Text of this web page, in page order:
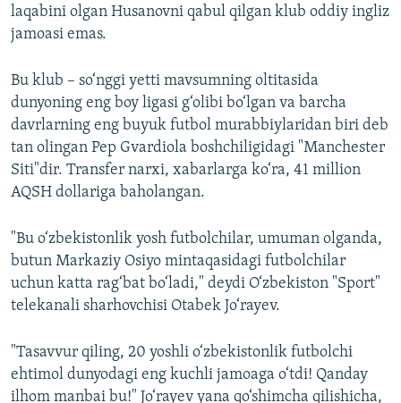
laqabini olgan Husanovni qabul qilgan klub oddiy ingliz
jamoasi emas.
Bu klub – so‘nggi yetti mavsumning oltitasida
dunyoning eng boy ligasi g‘olibi bo‘lgan va barcha
davrlarning eng buyuk futbol murabbiylaridan biri deb
tan olingan Pep Gvardiola boshchiligidagi "Manchester
Siti"dir. Transfer narxi, xabarlarga ko‘ra, 41 million
AQSH dollariga baholangan.
"Bu o‘zbekistonlik yosh futbolchilar, umuman olganda,
butun Markaziy Osiyo mintaqasidagi futbolchilar
uchun katta rag‘bat bo‘ladi," deydi O‘zbekiston "Sport"
telekanali sharhovchisi Otabek Jo‘rayev.
"Tasavvur qiling, 20 yoshli o‘zbekistonlik futbolchi
ehtimol dunyodagi eng kuchli jamoaga o‘tdi! Qanday
ilhom manbai bu!" Jo‘rayev yana qo‘shimcha qilishicha,